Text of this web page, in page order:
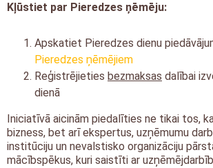
Kļūstiet par Pieredzes ņēmēju:
Apskatiet Pieredzes dienu
Pieredzes ņēmējiem
Reģistrējieties bezmaksas dalībai
dienā
Iniciatīvā aicinām piedalīties ne tikai tos,
bizness, bet arī ekspertus, uzņēmumu
institūciju un nevalstisko organizāciju
mācībspēkus, kuri saistīti ar